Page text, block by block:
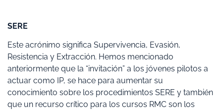
SERE
Este acrónimo significa Supervivencia, Evasión,
Resistencia y Extracción. Hemos mencionado
anteriormente que la “invitación” a los jóvenes pilotos a
actuar como IP, se hace para aumentar su
conocimiento sobre los procedimientos SERE y también
que un recurso crítico para los cursos RMC son los